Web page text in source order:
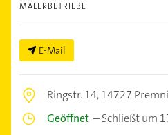
MALERBETRIEBE
E-Mail
Ringstr. 14,14727
Geöffnet –Schließt um